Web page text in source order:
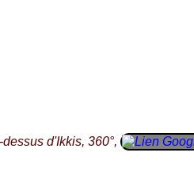
d'Ikkis, 360°,